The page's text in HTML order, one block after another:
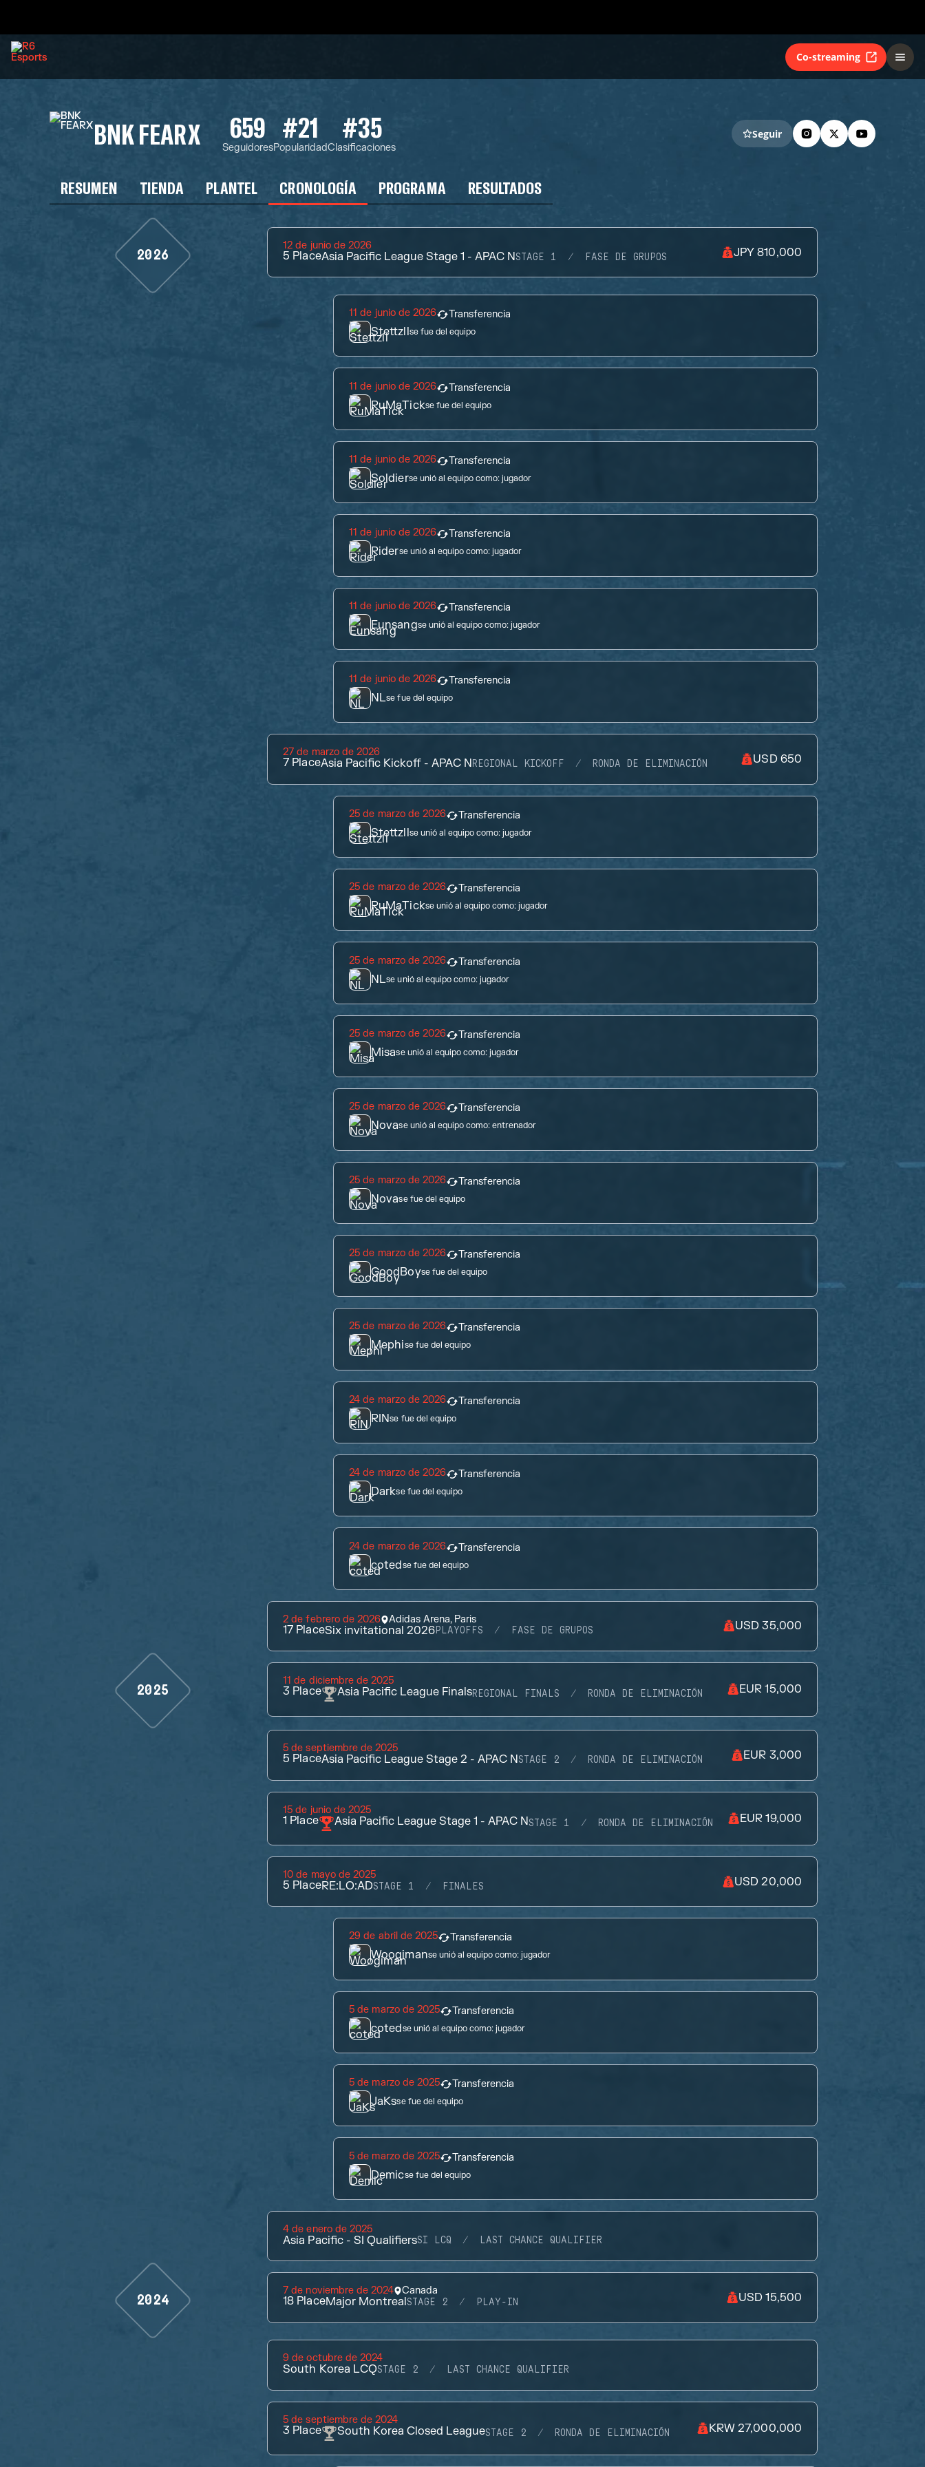
Co-streaming
BNK FEARX 659
Seguidores
#21
Popularidad
#35
Clasificaciones
Seguir
RESUMEN TIENDA PLANTEL CRONOLOGÍA PROGRAMA RESULTADOS
2026
12 de junio de 2026
5 PlaceAsia Pacific League Stage 1 - APAC NSTAGE 1 FASE DE GRUPOS JPY 810,000
11 de junio de 2026 Transferencia
Stettzllse fue del equipo
11 de junio de 2026 Transferencia
RuMaTickse fue del equipo
11 de junio de 2026 Transferencia
Soldierse unió al equipo como:jugador
11 de junio de 2026 Transferencia
Riderse unió al equipo como:jugador
11 de junio de 2026 Transferencia
Eunsangse unió al equipo como:jugador
11 de junio de 2026 Transferencia
NLse fue del equipo
27 de marzo de 2026
7 PlaceAsia Pacific Kickoff - APAC NREGIONAL KICKOFF RONDA DE ELIMINACIÓN USD 650
25 de marzo de 2026 Transferencia
Stettzllse unió al equipo como:jugador
25 de marzo de 2026 Transferencia
RuMaTickse unió al equipo como:jugador
25 de marzo de 2026 Transferencia
NLse unió al equipo como:jugador
25 de marzo de 2026 Transferencia
Misase unió al equipo como:jugador
25 de marzo de 2026 Transferencia
Novase unió al equipo como:entrenador
25 de marzo de 2026 Transferencia
Novase fue del equipo
25 de marzo de 2026 Transferencia
GoodBoyse fue del equipo
25 de marzo de 2026 Transferencia
Mephise fue del equipo
24 de marzo de 2026 Transferencia
RINse fue del equipo
24 de marzo de 2026 Transferencia
Darkse fue del equipo
24 de marzo de 2026 Transferencia
cotedse fue del equipo
2 de febrero de 2026 Adidas Arena, Paris
17 PlaceSix invitational 2026PLAYOFFS FASE DE GRUPOS USD 35,000
2025
11 de diciembre de 2025
3 Place Asia Pacific League FinalsREGIONAL FINALS RONDA DE ELIMINACIÓN EUR 15,000
5 de septiembre de 2025
5 PlaceAsia Pacific League Stage 2 - APAC NSTAGE 2 RONDA DE ELIMINACIÓN EUR 3,000
15 de junio de 2025
1 Place Asia Pacific League Stage 1 - APAC NSTAGE 1 RONDA DE ELIMINACIÓN EUR 19,000
10 de mayo de 2025
5 PlaceRE:LO:ADSTAGE 1 FINALES USD 20,000
29 de abril de 2025 Transferencia
Woogimanse unió al equipo como:jugador
5 de marzo de 2025 Transferencia
cotedse unió al equipo como:jugador
5 de marzo de 2025 Transferencia
JaKsse fue del equipo
5 de marzo de 2025 Transferencia
Demicse fue del equipo
4 de enero de 2025
Asia Pacific - SI QualifiersSI LCQ LAST CHANCE QUALIFIER
2024
7 de noviembre de 2024 Canada
18 PlaceMajor MontrealSTAGE 2 PLAY-IN USD 15,500
9 de octubre de 2024
South Korea LCQSTAGE 2 LAST CHANCE QUALIFIER
5 de septiembre de 2024
3 Place South Korea Closed LeagueSTAGE 2 RONDA DE ELIMINACIÓN KRW 27,000,000